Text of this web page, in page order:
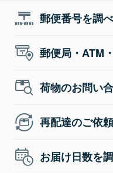
郵便番号を調
郵便局・ATM
荷物のお問い
再配達のご依
お届け日数を